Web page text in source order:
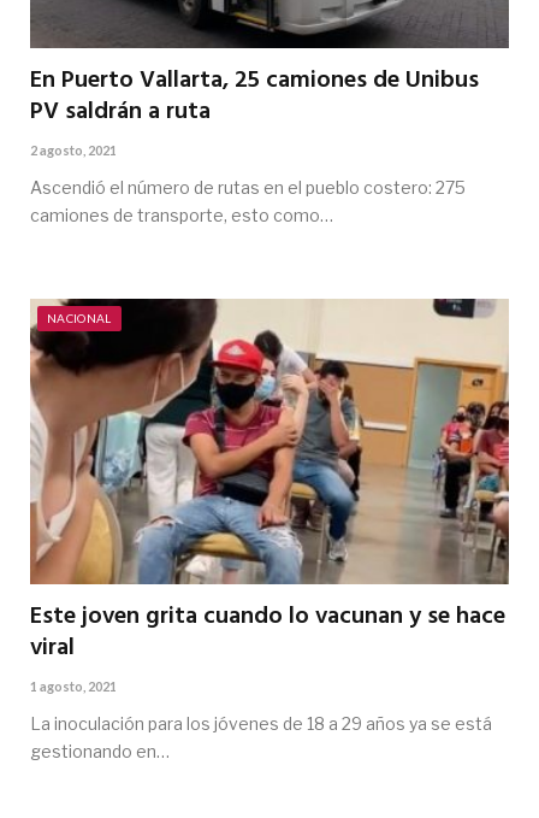
En Puerto Vallarta, 25 camiones de Unibus
PV saldrán a ruta
2 agosto, 2021
Ascendió el número de rutas en el pueblo costero: 275
camiones de transporte, esto como…
NACIONAL
Este joven grita cuando lo vacunan y se hace
viral
1 agosto, 2021
La inoculación para los jóvenes de 18 a 29 años ya se está
gestionando en…